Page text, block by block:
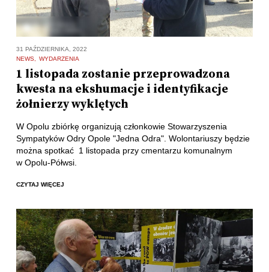
31 PAŹDZIERNIKA, 2022
NEWS
WYDARZENIA
1 listopada zostanie przeprowadzona
kwesta na ekshumacje i identyfikacje
żołnierzy wyklętych
W Opolu zbiórkę organizują członkowie Stowarzyszenia
Sympatyków Odry Opole "Jedna Odra". Wolontariuszy będzie
można spotkać 1 listopada przy cmentarzu komunalnym
w Opolu-Półwsi.
CZYTAJ WIĘCEJ